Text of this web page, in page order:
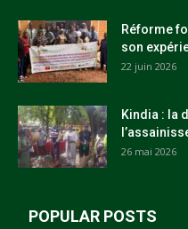
Réforme
son
22 juin 2026
Kindia : la
26 mai 2026
POPULAR POSTS